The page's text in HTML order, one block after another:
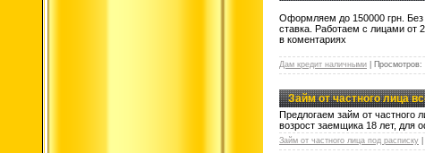
Оформляем до 150000 грн. Без
ставка. Работаем с лицами от
в коментариях
Дам кредит наличными Просмотров:
Займ от частного лица
Предлогаем займ от частного
возрост заемщика 18 лет, для
Займ от частного лица под расписку